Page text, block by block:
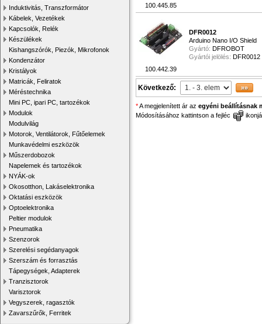
Induktivitás, Transzformátor
Kábelek, Vezetékek
Kapcsolók, Relék
Készülékek
Kishangszórók, Piezók, Mikrofonok
Kondenzátor
Kristályok
Matricák, Feliratok
Méréstechnika
Mini PC, ipari PC, tartozékok
Modulok
Modulvilág
Motorok, Ventilátorok, Fűtőelemek
Munkavédelmi eszközök
Műszerdobozok
Napelemek és tartozékok
NYÁK-ok
Okosotthon, Lakáselektronika
Oktatási eszközök
Optoelektronika
Peltier modulok
Pneumatika
Szenzorok
Szerelési segédanyagok
Szerszám és forrasztás
Tápegységek, Adapterek
Tranzisztorok
Varisztorok
Vegyszerek, ragasztók
Zavarszűrők, Ferritek
100.445.85
100.442.39
DFR0012
Arduino Nano I/O Shield
Gyártó: DFROBOT
Gyártói jelölés: DFR0012
Következő:
*A megjelenített ár az egyéni beállításnak
Módosításához kattintson a fejléc